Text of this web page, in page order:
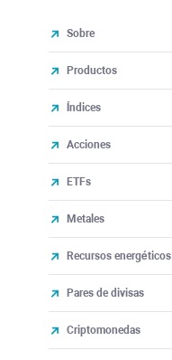
Sobre
Productos
Índices
Acciones
ETFs
Metales
Recursos energéticos
Pares de divisas
Criptomonedas